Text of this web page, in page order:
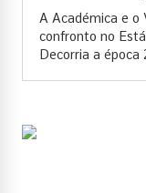
A Académica e o
confronto no
Decorria a